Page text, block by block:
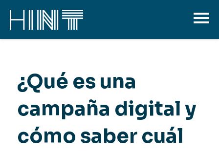
¿Qué es una
campaña digital y
cómo saber cuál